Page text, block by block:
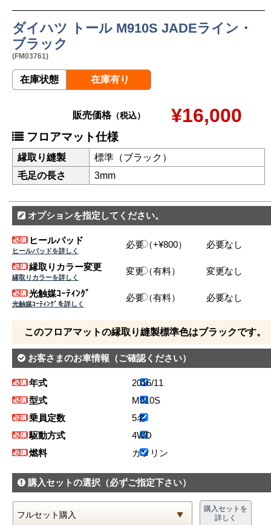
ダイハツ トール M910S JADEライン・
ブラック
(FM03761)
在庫状態 在庫有り
販売価格（税込） ¥16,000
フロアマット仕様
縁取り縫製
標準（ブラック）
毛足の長さ
3mm
オプションを指定してください。
ヒールパッド
ヒールパッドを詳しく
必要（+¥800） 必要なし
縁取りカラー変更
縁取りカラーを詳しく
変更（有料） 変更なし
光触媒ｺｰﾃｨﾝｸﾞ
光触媒ｺｰﾃｨﾝｸﾞを詳しく
必要（有料） 必要なし
このフロアマットの縁取り縫製標準色はブラックです。
お客さまのお車情報 （ご確認ください）
年式
2016/11
型式
M910S
乗員定数
5名
駆動方式
4WD
燃料
ガソリン
購入セットの選択 （必ずご指定下さい）
購入セットを
詳しく